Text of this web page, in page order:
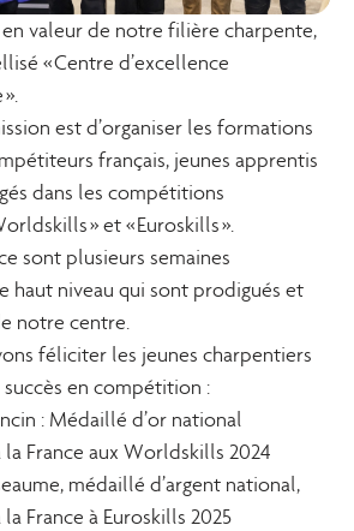
valeur de notre filière charpente,
« Centre d’excellence
est d’organiser les formations
français, jeunes apprentis
dans les compétitions
» et « Euroskills ».
sont plusieurs semaines
haut niveau qui sont prodigués et
notre centre.
féliciter les jeunes charpentiers
en compétition :
: Médaillé d’or national
France aux Worldskills 2024
médaillé d’argent national,
France à Euroskills 2025